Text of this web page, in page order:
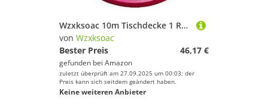
Wzxksoac 10m Tischdecke 1 Roll für Billardtisch -Stoßstangen Dekoration DIY Protektor für Billard Snooker Rail 14x 18 mm
von Wzxksoac
Bester Preis
46,17 €
gefunden bei Amazon
zuletzt überprüft am 27.09.2025 um 00:03; der
Preis kann sich seitdem geändert haben.
Keine weiteren Anbieter